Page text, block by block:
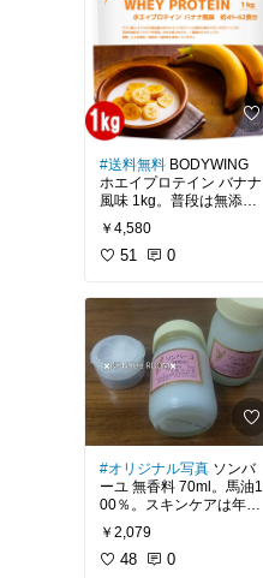
詳しくは2枚目の写真も
見てくださいね。
料理にも使いますが、
私は炭酸水に入れて飲む
のが好きです。
プロテイン(150mlに対し
てレモン汁小さじ1/2目
安)やEAAにも入れると気
分転換になります。
楽天市場内の酒屋さん？
私は生クリームやバター
のでプロフーズさんで購
入してます。
お買い物経由していただ
きありがとうございます
(｡ᵕᴗᵕ｡)"
(9月20日更新)
追記•*¨*•.¸¸☆*･ﾟ
蓋が固いです。毎回本気
を出さねばならないの
で、500mlの炭酸水の蓋
を流用しました(使えて良
かった)。ラベルは少し力
は要りますが、綺麗に剥
#送料無料 BODYWING
ホエイプロテイン バナナ
風味 1kg。普段は無添加
タイプのナチュラルを愛
飲してますが、私、毎日
最低3回飲んでいるので
事だったのでこちらも購
入してみました。
中身ですが、アミノ酸ス
コア100のWPCホエイプ
ロテインを原料に、7種
のビタミンが入っていま
す。
砂糖、保存料、着色料は
添加していません。
味は、甘さ控えめなので
日常的に糖質を摂ってい
る人には薄く感じる可能
￥4,580
51 0
#オリジナル写真 ソンバ
ーユ 無香料 70ml。馬油1
00％。スキンケアは年々
シンプルになってます(
´艸｀)
￥2,079
48 0